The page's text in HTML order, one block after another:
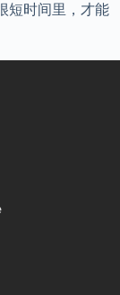
短时间里，才能